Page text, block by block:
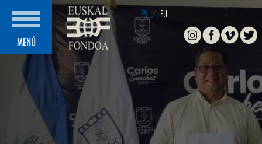
MENÚ
ES / EU